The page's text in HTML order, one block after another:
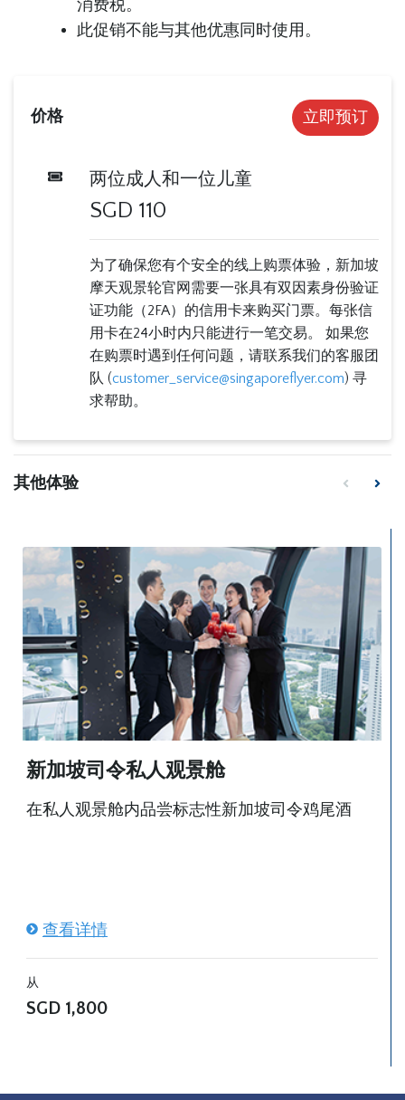
消费税。
此促销不能与其他优惠同时使用。
价格 立即预订
两位成人和一位儿童
SGD 110
为了确保您有个安全的线上购票体验，新加坡
摩天观景轮官网需要一张具有双因素身份验证
证功能（2FA）的信用卡来购买门票。每张信
用卡在24小时内只能进行一笔交易。 如果您
在购票时遇到任何问题，请联系我们的客服团
队 (customer_service@singaporeflyer.com) 寻
求帮助。
其他体验
新加坡司令私人观景舱
在私人观景舱内品尝标志性新加坡司令鸡尾酒
查看详情
从
SGD 1,800